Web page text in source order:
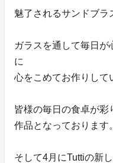
魅了されるサンドブラ
ガラスを通して毎日が
に
心をこめてお作りして
皆様の毎日の食卓が彩
作品となっております。
そして4月にTuttiの新